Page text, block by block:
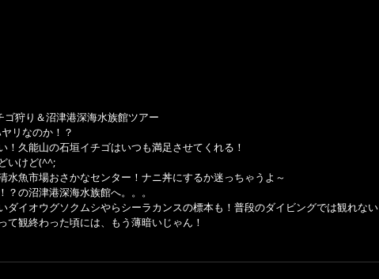
狩り＆沼津港深海水族館ツアー
リなのか！？
！久能山の石垣イチゴはいつも満足させてくれる！
いけど(^^;
水魚市場おさかなセンター！ナニ丼にするか迷っちゃうよ～
の沼津港深海水族館へ。。。
ダイオウグソクムシやらシーラカンスの標本も！普段のダイビングでは観れない
て観終わった頃には、もう薄暗いじゃん！